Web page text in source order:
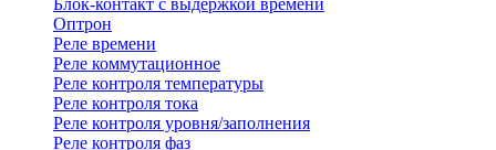
Оптрон
Реле времени
Реле коммутационное
Реле контроля температуры
Реле контроля тока
Реле контроля уровня/заполнения
Реле контроля фаз